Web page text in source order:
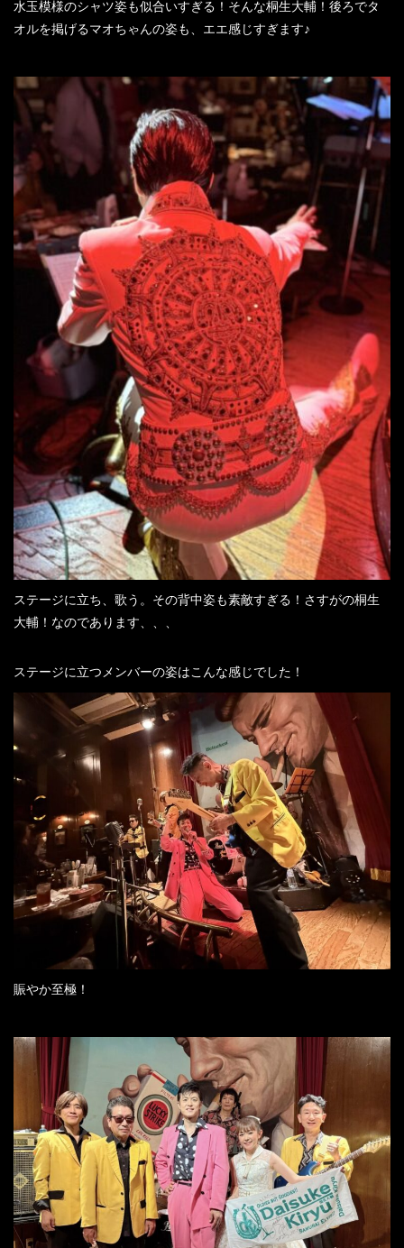
水玉模様のシャツ姿も似合いすぎる！そんな桐生大輔！後ろでタ
オルを掲げるマオちゃんの姿も、エエ感じすぎます♪
ステージに立ち、歌う。その背中姿も素敵すぎる！さすがの桐生
大輔！なのであります、、、
ステージに立つメンバーの姿はこんな感じでした！
賑やか至極！